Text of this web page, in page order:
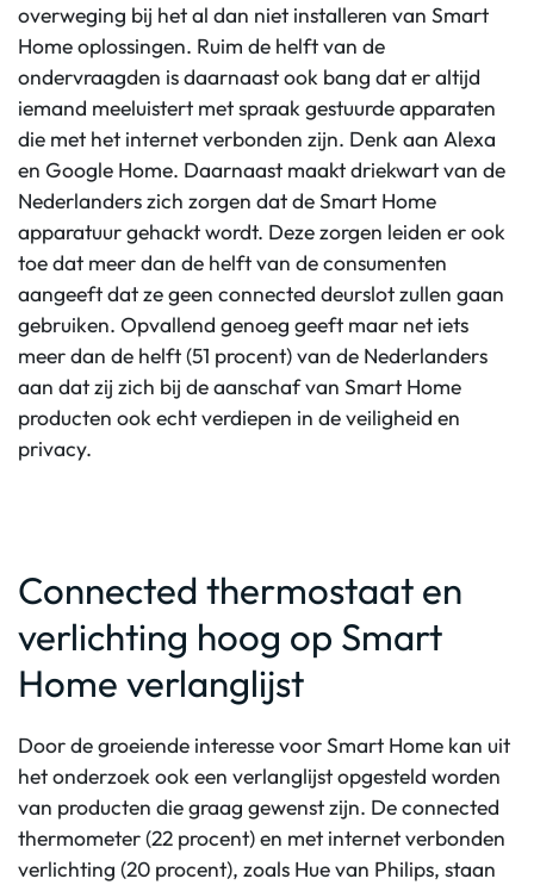
overweging bij het al dan niet installeren van Smart
Home oplossingen. Ruim de helft van de
ondervraagden is daarnaast ook bang dat er altijd
iemand meeluistert met spraak gestuurde apparaten
die met het internet verbonden zijn. Denk aan Alexa
en Google Home. Daarnaast maakt driekwart van de
Nederlanders zich zorgen dat de Smart Home
apparatuur gehackt wordt. Deze zorgen leiden er ook
toe dat meer dan de helft van de consumenten
aangeeft dat ze geen connected deurslot zullen gaan
gebruiken. Opvallend genoeg geeft maar net iets
meer dan de helft (51 procent) van de Nederlanders
aan dat zij zich bij de aanschaf van Smart Home
producten ook echt verdiepen in de veiligheid en
privacy.
Connected thermostaat en
verlichting hoog op Smart
Home verlanglijst
Door de groeiende interesse voor Smart Home kan uit
het onderzoek ook een verlanglijst opgesteld worden
van producten die graag gewenst zijn. De connected
thermometer (22 procent) en met internet verbonden
verlichting (20 procent), zoals Hue van Philips, staan